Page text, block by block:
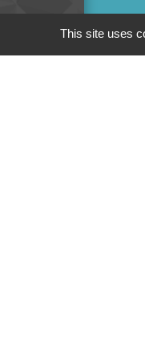
This site uses